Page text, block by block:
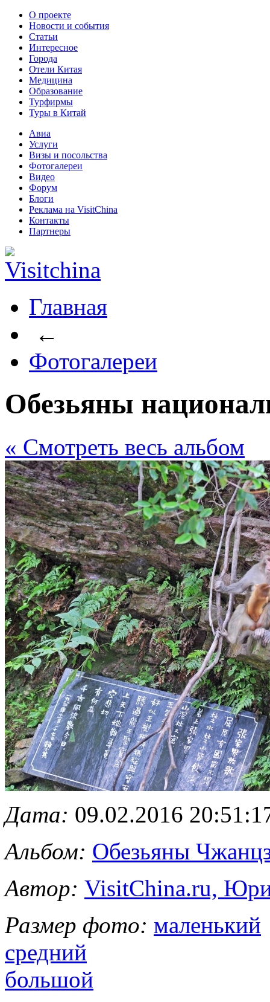
О проекте
Новости и события
Статьи
Интересное
Города
Отели Китая
Медицина
Образование
Турфирмы
Туры в Китай
Авиа
Услуги
Визы и посольства
Фотогалереи
Видео
Форум
Блоги
Реклама на VisitChina
Контакты
Партнеры
Главная
←
Фотогалереи
Обезьяны
« Cмотреть весь альбом
Дата: 09.02.2016
Альбом: Обезьяны
Автор: VisitChina.ru,
Размер фото: маленький
средний
большой